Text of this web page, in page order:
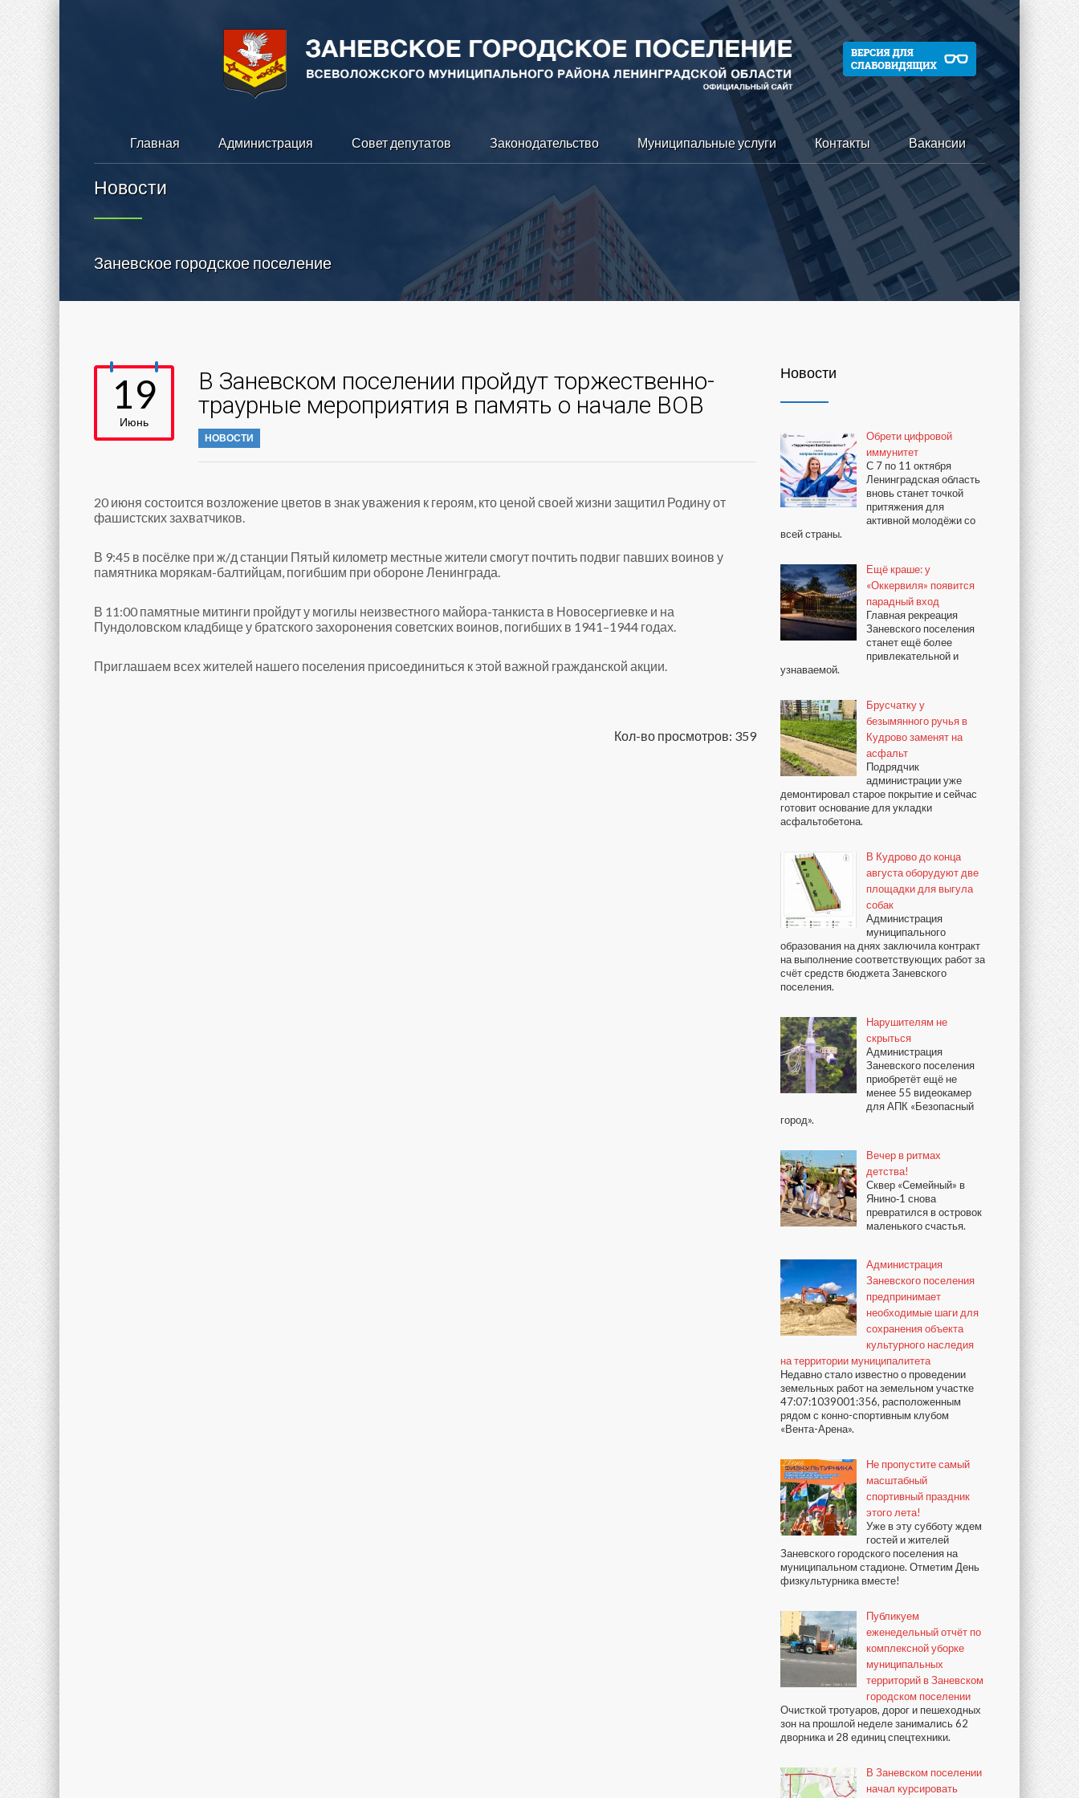
Главная Администрация Совет депутатов Законодательство Муниципальные услуги Контакты Вакансии
Новости
Заневское городское поселение
19
Июнь
В Заневском поселении пройдут торжественно-
траурные мероприятия в память о начале ВОВ
НОВОСТИ
20 июня состоится возложение цветов в знак уважения к героям, кто ценой своей жизни защитил Родину от
фашистских захватчиков.
В 9:45 в посёлке при ж/д станции Пятый километр местные жители смогут почтить подвиг павших воинов у
памятника морякам-балтийцам, погибшим при обороне Ленинграда.
В 11:00 памятные митинги пройдут у могилы неизвестного майора-танкиста в Новосергиевке и на
Пундоловском кладбище у братского захоронения советских воинов, погибших в 1941–1944 годах.
Приглашаем всех жителей нашего поселения присоединиться к этой важной гражданской акции.
Кол-во просмотров: 359
Новости
Обрети цифровой
иммунитет
С 7 по 11 октября
Ленинградская область
вновь станет точкой
притяжения для
активной молодёжи со
всей страны.
Ещё краше: у
«Оккервиля» появится
парадный вход
Главная рекреация
Заневского поселения
станет ещё более
привлекательной и
узнаваемой.
Брусчатку у
безымянного ручья в
Кудрово заменят на
асфальт
Подрядчик
администрации уже
демонтировал старое покрытие и сейчас
готовит основание для укладки
асфальтобетона.
В Кудрово до конца
августа оборудуют две
площадки для выгула
собак
Администрация
муниципального
образования на днях заключила контракт
на выполнение соответствующих работ за
счёт средств бюджета Заневского
поселения.
Нарушителям не
скрыться
Администрация
Заневского поселения
приобретёт ещё не
менее 55 видеокамер
для АПК «Безопасный
город».
Вечер в ритмах
детства!
Сквер «Семейный» в
Янино‑1 снова
превратился в островок
маленького счастья.
Администрация
Заневского поселения
предпринимает
необходимые шаги для
сохранения объекта
культурного наследия
на территории муниципалитета
Недавно стало известно о проведении
земельных работ на земельном участке
47:07:1039001:356, расположенным
рядом с конно-спортивным клубом
«Вента-Арена».
Не пропустите самый
масштабный
спортивный праздник
этого лета!
Уже в эту субботу ждем
гостей и жителей
Заневского городского поселения на
муниципальном стадионе. Отметим День
физкультурника вместе!
Публикуем
еженедельный отчёт по
комплексной уборке
муниципальных
территорий в Заневском
городском поселении
Очисткой тротуаров, дорог и пешеходных
зон на прошлой неделе занимались 62
дворника и 28 единиц спецтехники.
В Заневском поселении
начал курсировать